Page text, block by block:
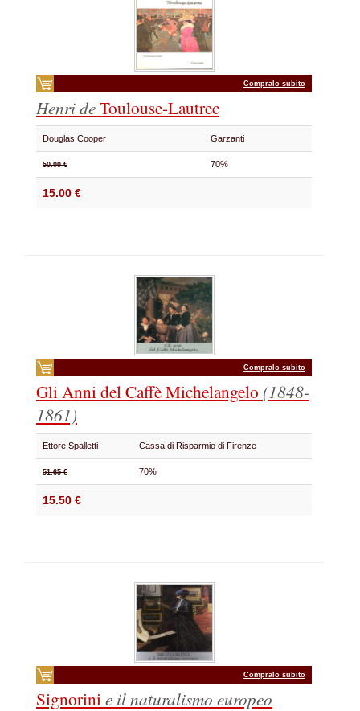
Compralo subito
Henri deToulouse-Lautrec
Douglas Cooper Garzanti
50.00 € 70%
15.00 €
Compralo subito
Gli Anni del Caffè Michelangelo (1848-
1861)
Ettore Spalletti Cassa di Risparmio di Firenze
51.65 € 70%
15.50 €
Compralo subito
Signorinie il naturalismo europeo